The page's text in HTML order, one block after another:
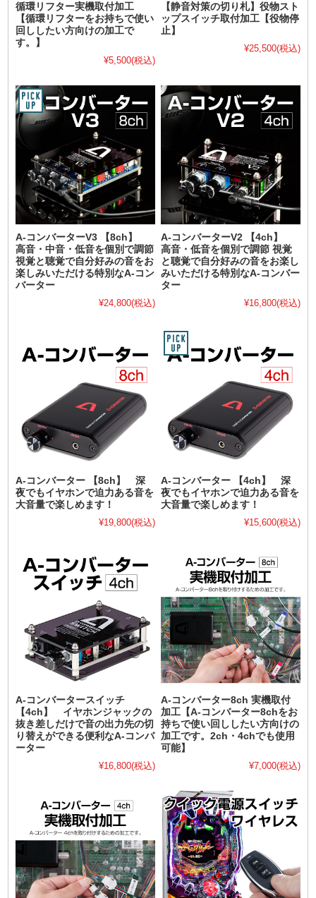
循環リフター実機取付加工
【循環リフターをお持ちで使い
回ししたい方向けの加工で
す。】
¥5,500(税込)
【静音対策の切り札】役物スト
ップスイッチ取付加工【役物停
止】
¥25,500(税込)
A-コンバーターV3 【8ch】
高音・中音・低音を個別で調節
視覚と聴覚で自分好みの音をお
楽しみいただける特別なA-コン
バーター
¥24,800(税込)
A-コンバーターV2 【4ch】
高音・低音を個別で調節 視覚
と聴覚で自分好みの音をお楽し
みいただける特別なA-コンバー
ター
¥16,800(税込)
A-コンバーター 【8ch】 深
夜でもイヤホンで迫力ある音を
大音量で楽しめます！
¥19,800(税込)
A-コンバーター 【4ch】 深
夜でもイヤホンで迫力ある音を
大音量で楽しめます！
¥15,600(税込)
A-コンバータースイッチ
【4ch】 イヤホンジャックの
抜き差しだけで音の出力先の切
り替えができる便利なA-コンバ
ーター
¥16,800(税込)
A-コンバーター8ch 実機取付
加工【A-コンバーター8chをお
持ちで使い回ししたい方向けの
加工です。2ch・4chでも使用
可能】
¥7,000(税込)